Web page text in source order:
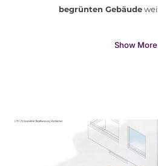
begrünten Gebäude
Show More